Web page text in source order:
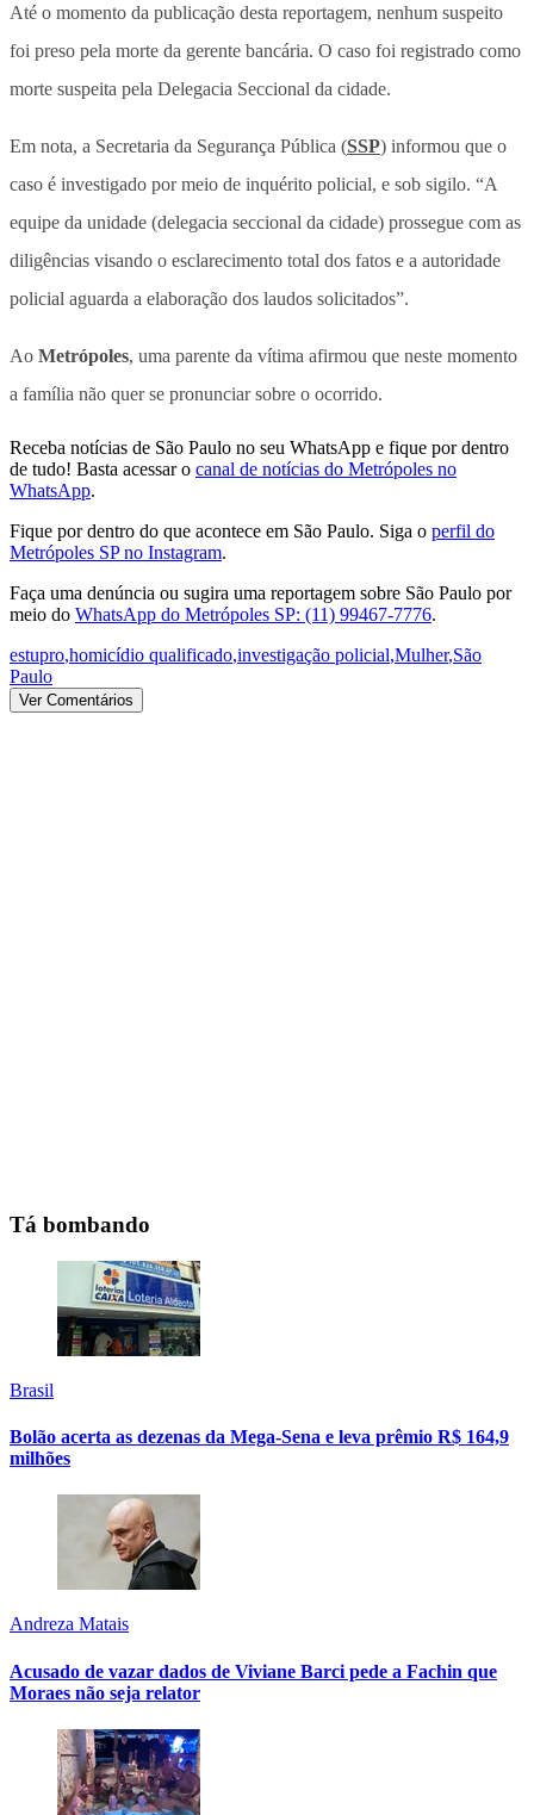
Até o momento da publicação desta reportagem, nenhum suspeito
foi preso pela morte da gerente bancária. O caso foi registrado como
morte suspeita pela Delegacia Seccional da cidade.
Em nota, a Secretaria da Segurança Pública (SSP) informou que o
caso é investigado por meio de inquérito policial, e sob sigilo. “A
equipe da unidade (delegacia seccional da cidade) prossegue com as
diligências visando o esclarecimento total dos fatos e a autoridade
policial aguarda a elaboração dos laudos solicitados”.
Ao Metrópoles, uma parente da vítima afirmou que neste momento
a família não quer se pronunciar sobre o ocorrido.
Receba notícias de São Paulo no seu WhatsApp e fique por dentro
de tudo! Basta acessar o canal de notícias do Metrópoles no
WhatsApp.
Fique por dentro do que acontece em São Paulo. Siga o perfil do
Metrópoles SP no Instagram.
Faça uma denúncia ou sugira uma reportagem sobre São Paulo por
meio do WhatsApp do Metrópoles SP: (11) 99467-7776.
estupro,homicídio qualificado,investigação policial,Mulher,São
Paulo
Ver Comentários
Tá bombando
Brasil
Bolão acerta as dezenas da Mega-Sena e leva prêmio R$ 164,9
milhões
Andreza Matais
Acusado de vazar dados de Viviane Barci pede a Fachin que
Moraes não seja relator